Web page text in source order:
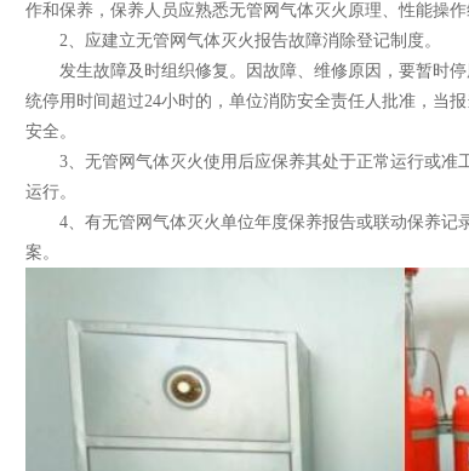
作和保养，保养人员应熟悉无管网气体灭火原理、性能操作
2、应建立无管网气体灭火报告故障消除登记制度。
发生故障及时组织修复。因故障、维修原因，要暂时停
统停用时间超过24小时的，单位消防安全责任人批准，当
安全。
3、无管网气体灭火使用后应保养其处于正常运行或准
运行。
4、有无管网气体灭火单位年度保养报告或联动保养记
案。